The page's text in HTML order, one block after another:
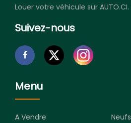
Louer votre véhicule sur AUTO.CI.
Suivez-nous
Menu
A Vendre
Neufs